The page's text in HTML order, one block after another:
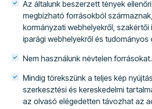
Az általunk beszerzett tények
megbízható forrásokból
kormányzati webhelyekről, szakértői
iparági webhelyekről és tudományos
Nem használunk névtelen forrásokat.
Mindig törekszünk a teljes kép
szerkesztési és kereskedelmi
az olvasó elégedetten távozhat az